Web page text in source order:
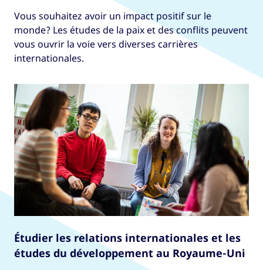
Vous souhaitez avoir un impact positif sur le
monde? Les études de la paix et des conflits peuvent
vous ouvrir la voie vers diverses carrières
internationales.
Étudier les relations internationales et les
études du développement au Royaume-Uni